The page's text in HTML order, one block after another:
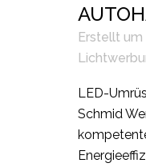
Erstellt um
LED-
Schmid